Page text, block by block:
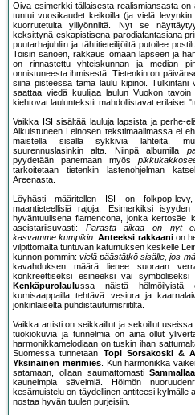
Oiva esimerkki tällaisesta realismiansasta on
tuntui vuosikaudet keikoilla (ja vielä
kuorrutetulta ylilyönniltä. Nyt se
keksittynä eskapistisena parodiafantasiana
puutarhajuhliin ja tähtitieteilijöiltä putoilee
Toisin sanoen, rakkaus omaan lapseen ja
on rinnastettu yhteiskunnan ja median
onnistuneesta ihmisestä. Tietenkin on
siinä pisteessä tämä laulu kipinöi.
saattaa viedä kuulijaa laulun Vuokon
kiehtovat lauluntekstit mahdollistavat erilaiset
Vaikka ISI sisältää lauluja lapsista ja perhe-
Aikuistuneen Leinosen tekstimaailmassa ei
maistella sisällä sykkiviä lähteitä,
suurennuslasinkin alta. Niinpä albumilla
pyydetään panemaan myös
tarkoitetaan tietenkin lastenohjelman
Areenasta.
Löyhästi määritellen ISI on folkpop-
maantieteellisiä rajoja. Esimerkiksi
hyväntuulisena flamencona, jonka kertosäe
aseistariisuvasti: Parasta aikaa on nyt
kasvamme kumpikin.Anteeksi rakkaanion
vilpittömältä tuntuvan katumuksen keskelle
kunnon pommin:vielä päästätkö sisälle, jos
kavahduksen määrä lienee suoraan
konkreettiseksi esineeksi vai symboliseksi
Kenkäpurolaulussa näistä hölmöilyistä
kumisaappailla tehtävä vesiura ja
jonkinlaiselta puhdistautumisriitiltä.
Vaikka artisti on seikkaillut ja sekoillut
tuokiokuvia ja tunnelmia on aina ollut
harmonikkamelodiaan on tuskin ihan
Suomessa tunnetaan Topi Sorsakoski &
Yksinäinen merimies. Kun harmonikka
satamaan, ollaan saumattomasti
kauneimpia sävelmiä. Hölmön
kesämuistelu on täydellinen antiteesi kylmälle
nostaa hyvän tuulen purjeisiin.